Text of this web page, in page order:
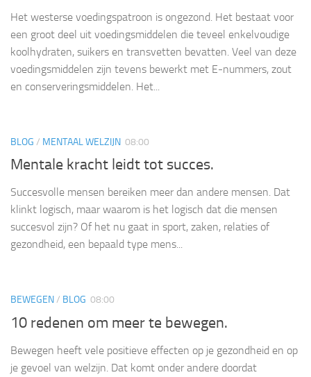
Het westerse voedingspatroon is ongezond. Het bestaat voor
een groot deel uit voedingsmiddelen die teveel enkelvoudige
koolhydraten, suikers en transvetten bevatten. Veel van deze
voedingsmiddelen zijn tevens bewerkt met E-nummers, zout
en conserveringsmiddelen. Het...
BLOG / MENTAAL WELZIJN 08:00
Mentale kracht leidt tot succes.
Succesvolle mensen bereiken meer dan andere mensen. Dat
klinkt logisch, maar waarom is het logisch dat die mensen
succesvol zijn? Of het nu gaat in sport, zaken, relaties of
gezondheid, een bepaald type mens...
BEWEGEN/ BLOG 08:00
10 redenen om meer te bewegen.
Bewegen heeft vele positieve effecten op je gezondheid en op
je gevoel van welzijn. Dat komt onder andere doordat